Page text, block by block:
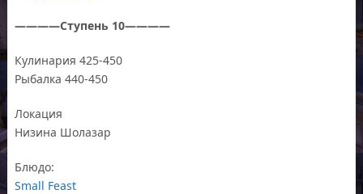
————Ступень 10————
Кулинария 425-450
Рыбалка 440-450
Локация
Низина Шолазар
Блюдо:
Small Feast